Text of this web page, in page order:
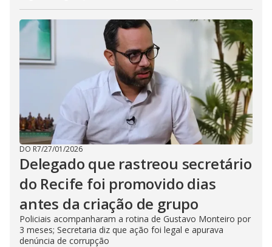
DO R7/27/01/2026
Delegado que rastreou secretário
do Recife foi promovido dias
antes da criação de grupo
Policiais acompanharam a rotina de Gustavo Monteiro por
3 meses; Secretaria diz que ação foi legal e apurava
denúncia de corrupção